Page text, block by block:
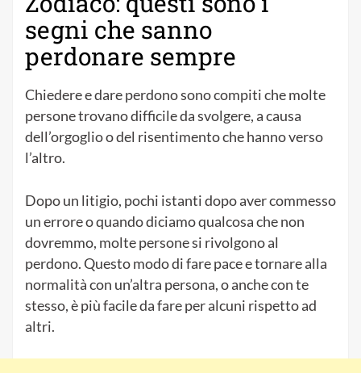
segni che sanno
perdonare sempre
Chiedere e dare perdono sono compiti che molte
persone trovano difficile da svolgere, a causa
dell’orgoglio o del risentimento che hanno verso
l’altro.
Dopo un litigio, pochi istanti dopo aver commesso
un errore o quando diciamo qualcosa che non
dovremmo, molte persone si rivolgono al
perdono. Questo modo di fare pace e tornare alla
normalità con un’altra persona, o anche con te
stesso, è più facile da fare per alcuni rispetto ad
altri.